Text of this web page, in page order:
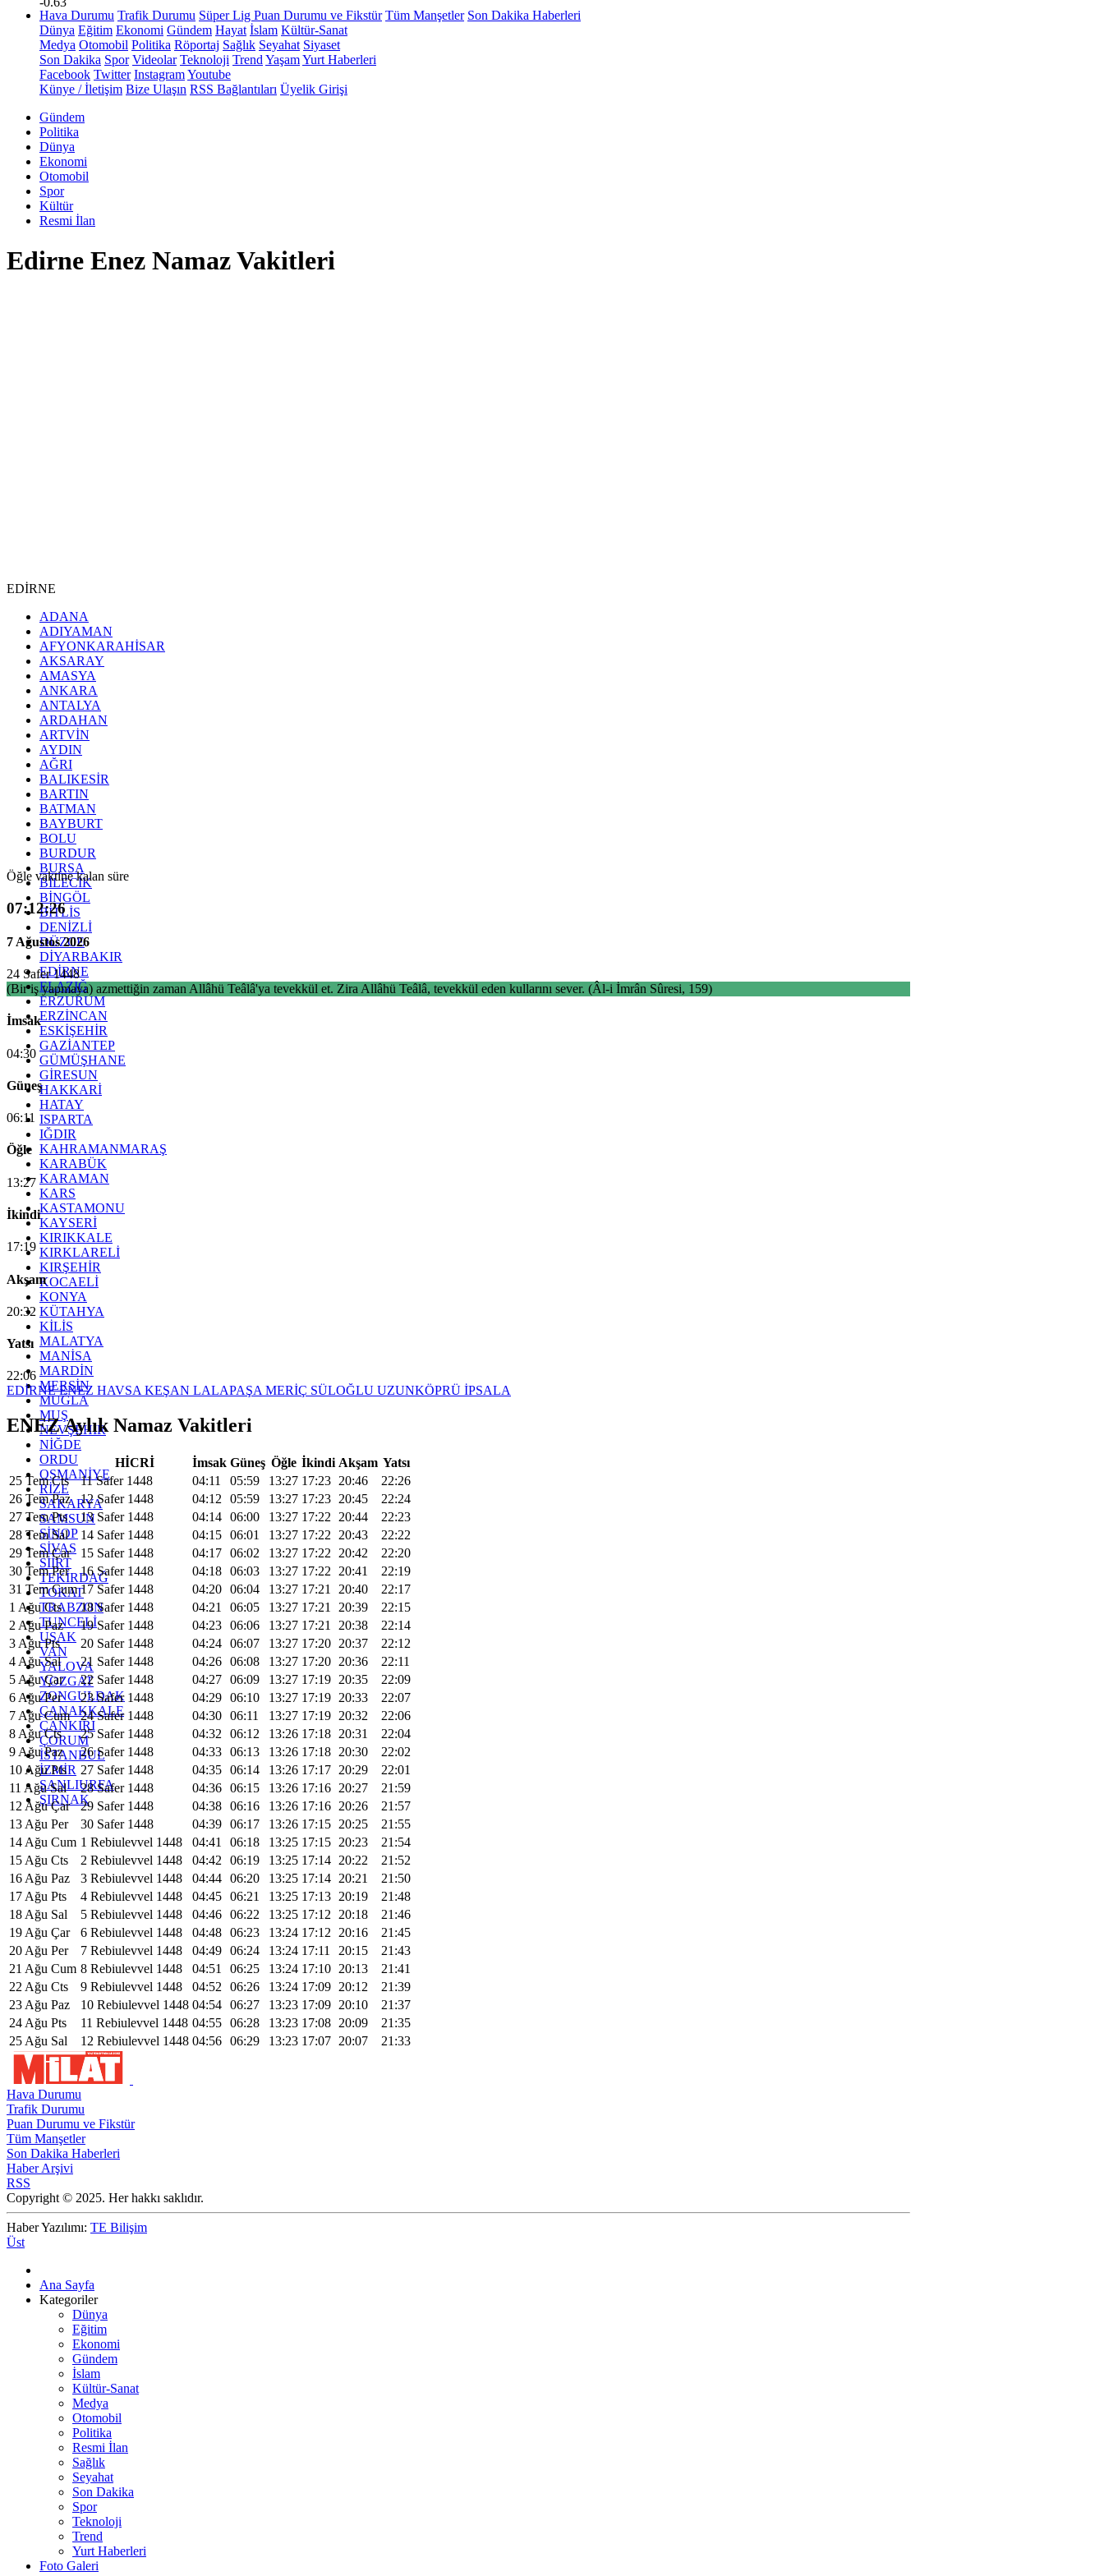
Hava Durumu Trafik Durumu Süper Lig Puan Durumu ve Fikstür Tüm Manşetler Son Dakika Haberleri
Dünya Eğitim Ekonomi Gündem Hayat İslam Kültür-Sanat
Medya Otomobil Politika Röportaj Sağlık Seyahat Siyaset
Son Dakika Spor Videolar Teknoloji Trend YaşamYurt Haberleri
Facebook Twitter InstagramYoutube
Künye / İletişim Bize Ulaşın RSS Bağlantıları Üyelik Girişi
Gündem
Politika
Dünya
Ekonomi
Otomobil
Spor
Kültür
Resmi İlan
Edirne Enez Namaz Vakitleri
EDİRNE
ADANA
ADIYAMAN
AFYONKARAHİSAR
AKSARAY
AMASYA
ANKARA
ANTALYA
ARDAHAN
ARTVİN
AYDIN
AĞRI
BALIKESİR
BARTIN
BATMAN
BAYBURT
BOLU
BURDUR
BURSA
BİLECİK
BİNGÖL
BİTLİS
DENİZLİ
DÜZCE
DİYARBAKIR
EDİRNE
ELAZIĞ
ERZURUM
ERZİNCAN
ESKİŞEHİR
GAZİANTEP
GÜMÜŞHANE
GİRESUN
HAKKARİ
HATAY
ISPARTA
IĞDIR
KAHRAMANMARAŞ
KARABÜK
KARAMAN
KARS
KASTAMONU
KAYSERİ
KIRIKKALE
KIRKLARELİ
KIRŞEHİR
KOCAELİ
KONYA
KÜTAHYA
KİLİS
MALATYA
MANİSA
MARDİN
MERSİN
MUĞLA
MUŞ
NEVŞEHİR
NİĞDE
ORDU
OSMANİYE
RİZE
SAKARYA
SAMSUN
SİNOP
SİVAS
SİİRT
TEKİRDAĞ
TOKAT
TRABZON
TUNCELİ
UŞAK
VAN
YALOVA
YOZGAT
ZONGULDAK
ÇANAKKALE
ÇANKIRI
ÇORUM
İSTANBUL
İZMİR
ŞANLIURFA
ŞIRNAK
Öğle vaktine kalan süre
07:12:25
7 Ağustos 2026
24 Safer 1448
(Bir iş yapmaya) azmettiğin zaman Allâhü Teâlâ'ya tevekkül et. Zira Allâhü Teâlâ, tevekkül eden kullarını sever. (Âl-i İmrân Sûresi, 159)
İmsak
04:30
Güneş
06:11
Öğle
13:27
İkindi
17:19
Akşam
20:32
Yatsı
22:06
EDİRNEENEZ HAVSA KEŞAN LALAPAŞA MERİÇ SÜLOĞLU UZUNKÖPRÜ İPSALA
ENEZ Aylık Namaz Vakitleri
HİCRİ İmsak Güneş Öğle İkindi Akşam Yatsı
25 Tem Cts
11 Safer 1448 04:11 05:59 13:27 17:23 20:46
22:26
26 Tem Paz
12 Safer 1448 04:12 05:59 13:27 17:23 20:45
22:24
27 Tem Pts
13 Safer 1448 04:14 06:00 13:27 17:22 20:44
22:23
28 Tem Sal
14 Safer 1448 04:15 06:01 13:27 17:22 20:43
22:22
29 Tem Çar
15 Safer 1448 04:17 06:02 13:27 17:22 20:42
22:20
30 Tem Per
16 Safer 1448 04:18 06:03 13:27 17:22 20:41
22:19
31 Tem Cum 17 Safer 1448 04:20 06:04 13:27 17:21 20:40
22:17
1 Ağu Cts
18 Safer 1448 04:21 06:05 13:27 17:21 20:39
22:15
2 Ağu Paz
19 Safer 1448 04:23 06:06 13:27 17:21 20:38
22:14
3 Ağu Pts
20 Safer 1448 04:24 06:07 13:27 17:20 20:37
22:12
4 Ağu Sal
21 Safer 1448 04:26 06:08 13:27 17:20 20:36
22:11
5 Ağu Çar
22 Safer 1448 04:27 06:09 13:27 17:19 20:35
22:09
6 Ağu Per
23 Safer 1448 04:29 06:10 13:27 17:19 20:33
22:07
7 Ağu Cum
24 Safer 1448 04:30 06:11 13:27 17:19 20:32
22:06
8 Ağu Cts
25 Safer 1448 04:32 06:12 13:26 17:18 20:31
22:04
9 Ağu Paz
26 Safer 1448 04:33 06:13 13:26 17:18 20:30
22:02
10 Ağu Pts
27 Safer 1448 04:35 06:14 13:26 17:17 20:29
22:01
11 Ağu Sal
28 Safer 1448 04:36 06:15 13:26 17:16 20:27
21:59
12 Ağu Çar
29 Safer 1448 04:38 06:16 13:26 17:16 20:26
21:57
13 Ağu Per
30 Safer 1448 04:39 06:17 13:26 17:15 20:25
21:55
14 Ağu Cum 1 Rebiulevvel 1448 04:41 06:18 13:25 17:15 20:23
21:54
15 Ağu Cts
2 Rebiulevvel 1448 04:42 06:19 13:25 17:14 20:22
21:52
16 Ağu Paz
3 Rebiulevvel 1448 04:44 06:20 13:25 17:14 20:21
21:50
17 Ağu Pts
4 Rebiulevvel 1448 04:45 06:21 13:25 17:13 20:19
21:48
18 Ağu Sal
5 Rebiulevvel 1448 04:46 06:22 13:25 17:12 20:18
21:46
19 Ağu Çar
6 Rebiulevvel 1448 04:48 06:23 13:24 17:12 20:16
21:45
20 Ağu Per
7 Rebiulevvel 1448 04:49 06:24 13:24 17:11 20:15
21:43
21 Ağu Cum 8 Rebiulevvel 1448 04:51 06:25 13:24 17:10 20:13
21:41
22 Ağu Cts
9 Rebiulevvel 1448 04:52 06:26 13:24 17:09 20:12
21:39
23 Ağu Paz
10 Rebiulevvel 1448 04:54 06:27 13:23 17:09 20:10
21:37
24 Ağu Pts
11 Rebiulevvel 1448 04:55 06:28 13:23 17:08 20:09
21:35
25 Ağu Sal
12 Rebiulevvel 1448 04:56 06:29 13:23 17:07 20:07 21:33
Hava Durumu
Trafik Durumu
Puan Durumu ve Fikstür
Tüm Manşetler
Son Dakika Haberleri
Haber Arşivi
RSS
Copyright © 2025. Her hakkı saklıdır.
Haber Yazılımı: TE Bilişim
Üst
Ana Sayfa
Kategoriler
Dünya
Eğitim
Ekonomi
Gündem
İslam
Kültür-Sanat
Medya
Otomobil
Politika
Resmi İlan
Sağlık
Seyahat
Son Dakika
Spor
Teknoloji
Trend
Yurt Haberleri
Foto Galeri